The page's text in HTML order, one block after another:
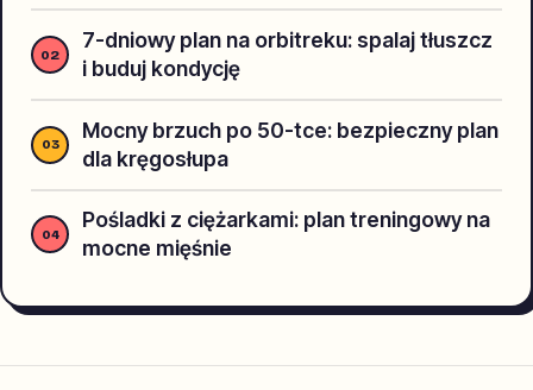
7-dniowy plan na orbitreku: spalaj tłuszcz
i buduj kondycję
Mocny brzuch po 50-tce: bezpieczny plan
dla kręgosłupa
Pośladki z ciężarkami: plan treningowy na
mocne mięśnie